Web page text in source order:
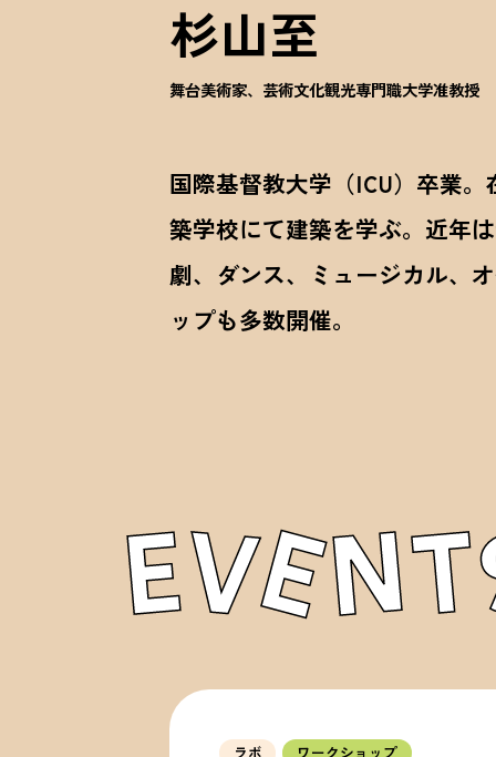
杉山至
舞台美術家、芸術文化観光専門職大学准教授
国際基督教大学（ICU）卒業
築学校にて建築を学ぶ。近年
劇、ダンス、ミュージカル、
ップも多数開催。
EVENT